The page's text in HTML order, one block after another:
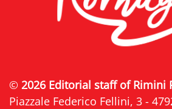
© 2026 Editorial staff of Rimini
Piazzale Federico Fellini, 3 -